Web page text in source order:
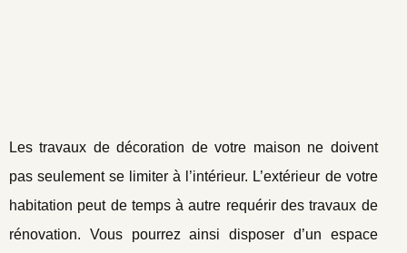
Les travaux de décoration de votre maison ne doivent
pas seulement se limiter à l’intérieur. L’extérieur de votre
habitation peut de temps à autre requérir des travaux de
rénovation. Vous pourrez ainsi disposer d’un espace